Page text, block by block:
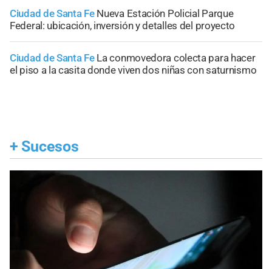
Ciudad de Santa Fe Nueva Estación Policial Parque
Federal: ubicación, inversión y detalles del proyecto
Ciudad de Santa Fe La conmovedora colecta para hacer
el piso a la casita donde viven dos niñas con saturnismo
+ Sucesos